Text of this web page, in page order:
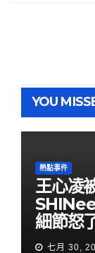
YOU
熱點事件
王心凌
細節怒
七月 30,